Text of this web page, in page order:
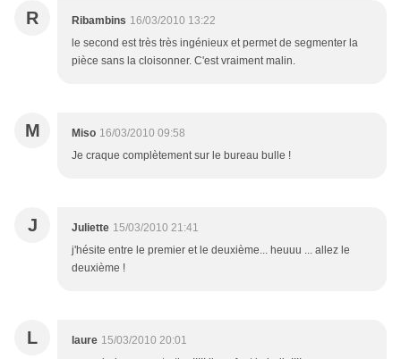
R Ribambins 16/03/2010 13:22
le second est très très ingénieux et permet de segmenter la
pièce sans la cloisonner. C'est vraiment malin.
M Miso 16/03/2010 09:58
Je craque complètement sur le bureau bulle !
J Juliette 15/03/2010 21:41
j'hésite entre le premier et le deuxième... heuuu ... allez le
deuxième !
L laure 15/03/2010 20:01